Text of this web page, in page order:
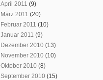
April 2011 (9)
März 2011 (20)
Februar 2011 (10)
Januar 2011 (9)
Dezember 2010 (13)
November 2010 (10)
Oktober 2010 (8)
September 2010 (15)